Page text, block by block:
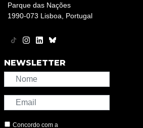
Parque das Nações
1990-073 Lisboa, Portugal
NEWSLETTER
Concordo com a